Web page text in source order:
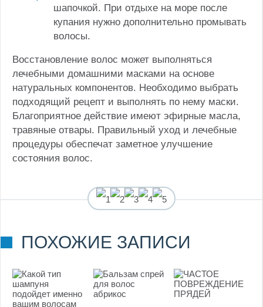
шапочкой. При отдыхе на море после
купания нужно дополнительно промывать
волосы.
Восстановление волос может выполняться
лечебными домашними масками на основе
натуральных компонентов. Необходимо выбрать
подходящий рецепт и выполнять по нему маски.
Благоприятное действие имеют эфирные масла,
травяные отвары. Правильный уход и лечебные
процедуры обеспечат заметное улучшение
состояния волос.
ПОХОЖИЕ ЗАПИСИ